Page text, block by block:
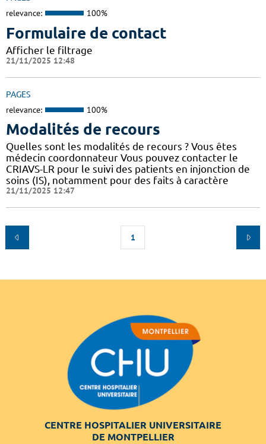
relevance: 100%
Formulaire de contact
Afficher le filtrage
21/11/2025 12:48
PAGES
relevance: 100%
Modalités de recours
Quelles sont les modalités de recours ? Vous êtes
médecin coordonnateur Vous pouvez contacter le
CRIAVS-LR pour le suivi des patients en injonction de
soins (IS), notamment pour des faits à caractère
21/11/2025 12:47
1
CENTRE HOSPITALIER UNIVERSITAIRE
DE MONTPELLIER